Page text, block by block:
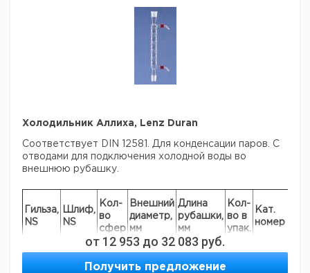
Холодильник Аллиха, Lenz Duran
Соответствует DIN 12581. Для конденсации паров. С
отводами для подключения холодной воды во
внешнюю рубашку.
Гильза,
NS
Шлиф,
NS
Кол-
во
сфер
Внешний
диаметр,
мм
Длина
рубашки,
мм
Кол-
во в
упак.
Кат.
номер
14/23
14/23 4 30 160 1
9012511
19/26 4 30 160
от 12 953 до 32 083 руб.
Получить предложение